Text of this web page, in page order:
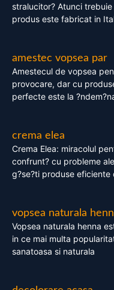
stralucitor? Atunci
produs este fabricat in
amestec vopsea par
Amestecul de vopsea
provocare, dar cu
perfecte este la
crema elea
Crema Elea: miracolul
confrunt? cu probleme
g?se?ti produse eficiente
vopsea naturala
Vopsea naturala henna
in ce mai multa
sanatoasa si naturala